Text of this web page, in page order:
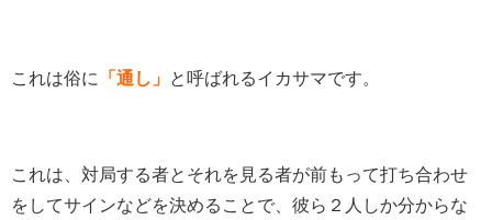
これは俗に 「通し」 と呼ばれるイカサマです。
これは、対局する者とそれを見る者が前もって打ち合わせ
をしてサインなどを決めることで、彼ら２人しか分からな